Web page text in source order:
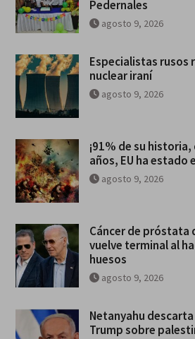
Pedernales
agosto 9, 2026
Especialistas rusos
nuclear iraní
agosto 9, 2026
¡91% de su
años, EU ha estado
agosto 9, 2026
Cáncer de próstata
vuelve terminal al
huesos
agosto 9, 2026
Netanyahu
Trump sobre